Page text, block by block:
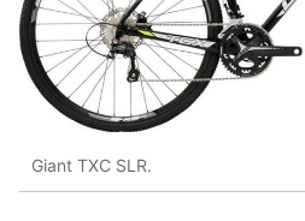
Giant TXC SLR.